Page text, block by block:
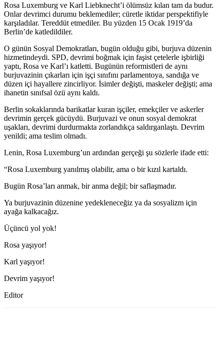
Rosa Luxemburg ve Karl Liebknecht’i ölümsüz kılan tam da budur.
Onlar devrimci durumu beklemediler; cüretle iktidar perspektifiyle
karşıladılar. Tereddüt etmediler. Bu yüzden 15 Ocak 1919’da
Berlin’de katledildiler.
O günün Sosyal Demokratları, bugün olduğu gibi, burjuva düzenin
hizmetindeydi. SPD, devrimi boğmak için faşist çetelerle işbirliği
yaptı, Rosa ve Karl’ı katletti. Bugünün reformistleri de aynı
burjuvazinin çıkarları için işçi sınıfını parlamentoya, sandığa ve
düzen içi hayallere zincirliyor. İsimler değişti, maskeler değişti; ama
ihanetin sınıfsal özü aynı kaldı.
Berlin sokaklarında barikatlar kuran işçiler, emekçiler ve askerler
devrimin gerçek gücüydü. Burjuvazi ve onun sosyal demokrat
uşakları, devrimi durdurmakta zorlandıkça saldırganlaştı. Devrim
yenildi; ama teslim olmadı.
Lenin, Rosa Luxemburg’un ardından gerçeği şu sözlerle ifade etti:
“Rosa Luxemburg yanılmış olabilir, ama o bir kızıl kartaldı.
Bugün Rosa’ları anmak, bir anma değil; bir saflaşmadır.
Ya burjuvazinin düzenine yedekleneceğiz ya da sosyalizm için
ayağa kalkacağız.
Üçüncü yol yok!
Rosa yaşıyor!
Karl yaşıyor!
Devrim yaşıyor!
Editor